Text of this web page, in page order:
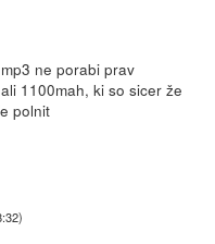
ne porabi prav
1100mah, ki so sicer že
polnit
)